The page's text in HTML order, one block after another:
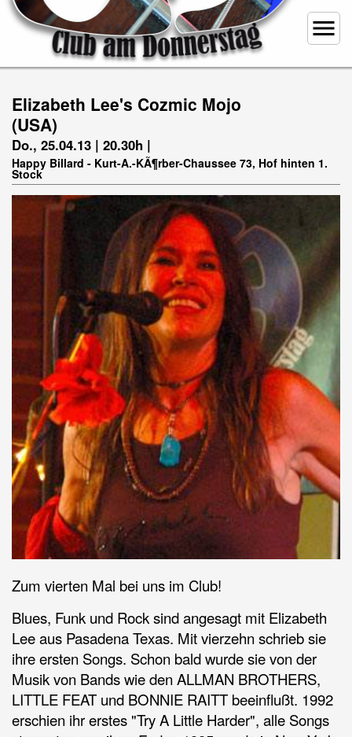
menu
Elizabeth Lee's Cozmic Mojo
(USA)
Do., 25.04.13 | 20.30h |
Happy Billard - Kurt-A.-KÃ¶rber-Chaussee 73, Hof hinten 1.
Stock
Zum vierten Mal bei uns im Club!
Blues, Funk und Rock sind angesagt mit Elizabeth
Lee aus Pasadena Texas. Mit vierzehn schrieb sie
ihre ersten Songs. Schon bald wurde sie von der
Musik von Bands wie den ALLMAN BROTHERS,
LITTLE FEAT und BONNIE RAITT beeinflußt. 1992
erschien ihr erstes "Try A Little Harder", alle Songs